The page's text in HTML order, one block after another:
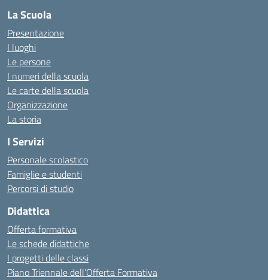
La Scuola
Presentazione
I luoghi
Le persone
I numeri della scuola
Le carte della scuola
Organizzazione
La storia
I Servizi
Personale scolastico
Famiglie e studenti
Percorsi di studio
Didattica
Offerta formativa
Le schede didattiche
I progetti delle classi
Piano Triennale dell’Offerta Formativa